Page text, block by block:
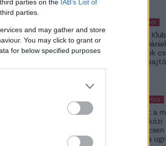
parties on the IAB’s List of
parties.
and may gather and store
You may click to grant or
for below specified purposes
ítélt
MAGYAR FOCI
Légiósok:
Gazdag Dániel,
világbajnok
is lehet -
KÜLFÖLDI FOCI
Megsérült a
a nemzetközi
honfitársa